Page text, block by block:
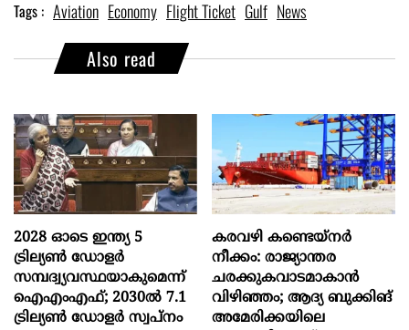
Tags : Aviation Economy Flight Ticket Gulf News
Also read
2028 ഓടെ ഇന്ത്യ 5
ട്രില്യണ്‍ ഡോളര്‍
സമ്പദ്വ്യവസ്ഥയാകുമെന്ന്
ഐഎംഎഫ്; 2030ല്‍ 7.1
ട്രില്യണ്‍ ഡോളര്‍ സ്വപ്നം
കരവഴി കണ്ടെയ്നർ
നീക്കം: രാജ്യാന്തര
ചരക്കുകവാടമാകാൻ
വിഴിഞ്ഞം; ആദ്യ ബുക്കിങ്
അമേരിക്കയിലെ